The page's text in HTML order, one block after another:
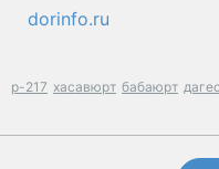
dorinfo.ru
р-217 хасавюрт бабаюрт